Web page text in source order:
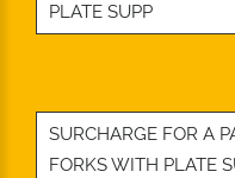
PLATE SUPP
SURCHARGE FOR A
FORKS WITH PLATE